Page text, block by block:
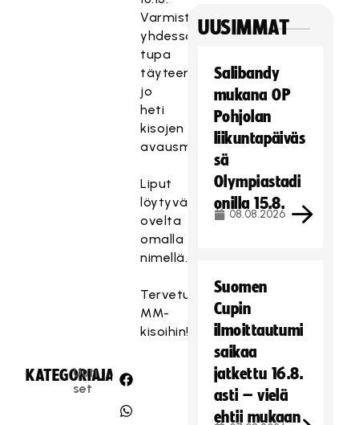
Varmistetaan
yhdessä
tupa
täyteen
jo
heti
kisojen
avausmatseissa!
Liput
löytyvät
ovelta
omalla
nimellä.
Tervetuloa
MM-
kisoihin!
KATEGORIA:
Uuti
set
JAA:
UUSIMMAT
Salibandy
mukana OP
Pohjolan
liikuntapäiväs
sä
Olympiastadi
onilla 15.8.
08.08.2026
Suomen
Cupin
ilmoittautumi
saikaa
jatkettu 16.8.
asti – vielä
ehtii mukaan